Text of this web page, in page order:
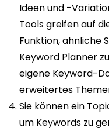
Ideen und -
Tools greifen auf
Funktion, ähnliche
Keyword Planner
eigene Keyword-
erweitertes
Sie können ein
um Keywords zu